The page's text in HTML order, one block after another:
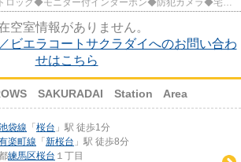
ロック◆モニター付インターホン◆防犯カメラ◆宅配
空室情報がありません。
ビエラコートサクラダイへのお問い合わ
せはこちら
SAKURADAI Station Area
袋線 「 桜台 」駅 徒歩1分
楽町線 「 新桜台 」駅 徒歩8分
練馬区桜台 １丁目